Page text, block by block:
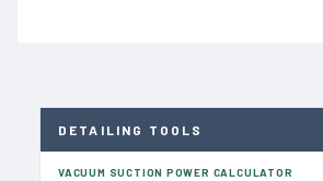
DETAILING TOOLS
VACUUM SUCTION POWER CALCULATOR